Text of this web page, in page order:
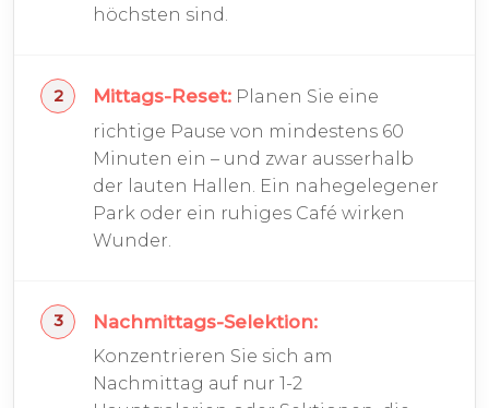
höchsten sind.
Mittags-Reset: Planen Sie eine
richtige Pause von mindestens 60
Minuten ein – und zwar ausserhalb
der lauten Hallen. Ein nahegelegener
Park oder ein ruhiges Café wirken
Wunder.
Nachmittags-Selektion:
Konzentrieren Sie sich am
Nachmittag auf nur 1-2